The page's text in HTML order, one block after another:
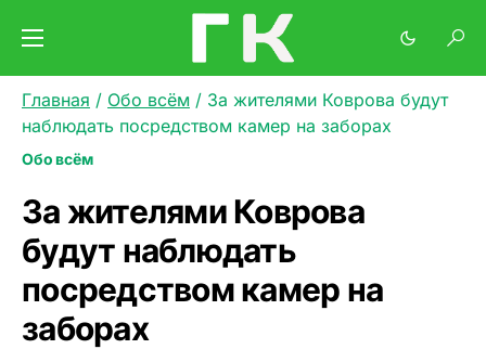
Главная / Обо всём / За жителями Коврова будут
наблюдать посредством камер на заборах
Обо всём
За жителями Коврова
будут наблюдать
посредством камер на
заборах